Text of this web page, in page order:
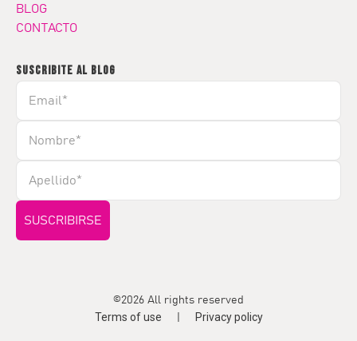
BLOG
CONTACTO
SUSCRIBITE AL BLOG
©2026 All rights reserved
Terms of use Privacy policy